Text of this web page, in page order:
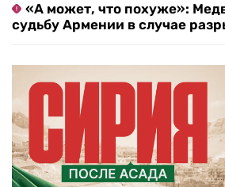
«А может, что похуже»:
судьбу Армении в случае